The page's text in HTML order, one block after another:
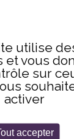
utilise
et vous
sur
activer
accepter